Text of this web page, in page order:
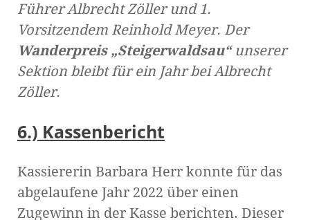
Führer Albrecht Zöller und 1.
Vorsitzendem Reinhold Meyer. Der
Wanderpreis „Steigerwaldsau“unserer
Sektion bleibt für ein Jahr bei Albrecht
Zöller.
6.) Kassenbericht
Kassiererin Barbara Herr konnte für das
abgelaufene Jahr 2022 über einen
Zugewinn in der Kasse berichten. Dieser